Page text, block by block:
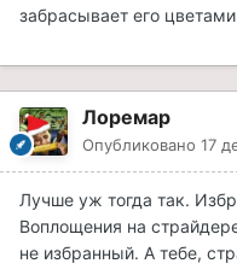
забрасывает его
Лоремар
Опубликовано 17
Лучше уж тогда так.
Воплощения на
не избранный. А тебе,